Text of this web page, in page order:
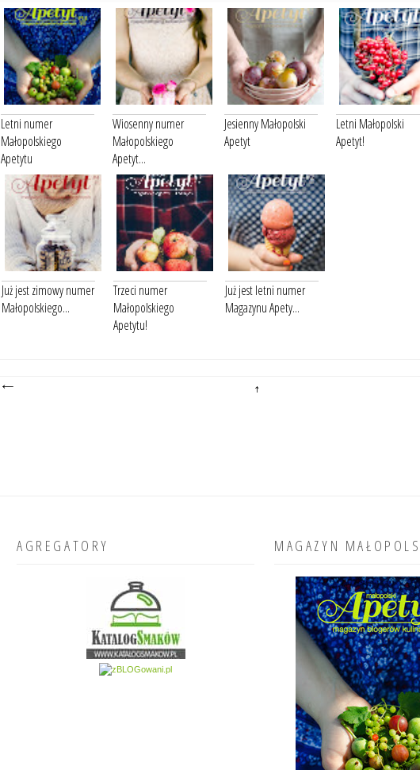
Letni numer
Małopolskiego
Apetytu
Wiosenny numer
Małopolskiego
Apetyt...
Jesienny Małopolski
Apetyt
Letni Małopolski
Apetyt!
Już jest zimowy numer
Małopolskiego...
Trzeci numer
Małopolskiego
Apetytu!
Już jest letni numer
Magazynu Apety...
AGREGATORY MAGAZYN